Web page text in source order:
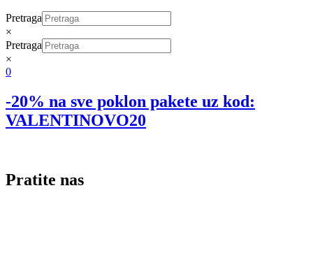
Pretraga
×
Pretraga
×
0
-20% na sve poklon pakete uz kod:
VALENTINOVO20
Pratite nas